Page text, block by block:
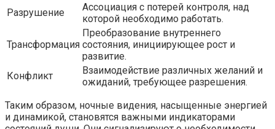
Разрушение
Ассоциация с потерей контроля, над
которой необходимо работать.
Трансформация
Преобразование внутреннего
состояния, инициирующее рост и
развитие.
Конфликт
Взаимодействие различных желаний и
ожиданий, требующее разрешения.
Таким образом, ночные видения, насыщенные энергией
и динамикой, становятся важными индикаторами